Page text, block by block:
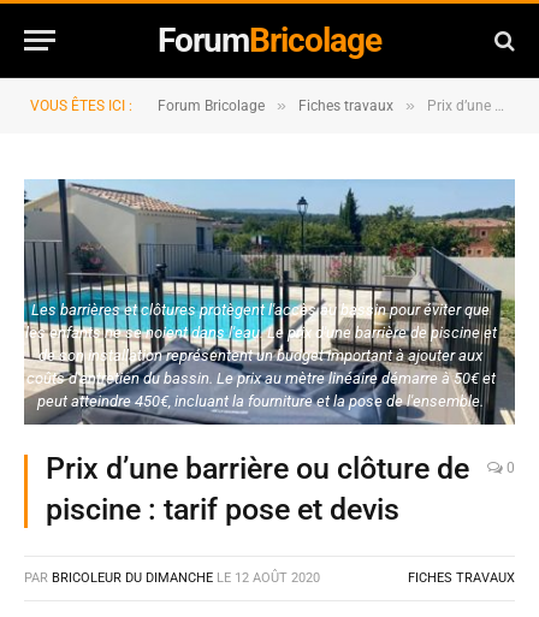
ForumBricolage
VOUS ÊTES ICI : Forum Bricolage » Fiches travaux » Prix d’une barrière ou clôture de piscine : tarif pose et devis
Les barrières et clôtures protègent l'accès au bassin pour éviter que
les enfants ne se noient dans l'eau. Le prix d'une barrière de piscine et
de son installation représentent un budget important à ajouter aux
coûts d'entretien du bassin. Le prix au mètre linéaire démarre à 50€ et
peut atteindre 450€, incluant la fourniture et la pose de l'ensemble.
Prix d’une barrière ou clôture de
piscine : tarif pose et devis
0
PAR BRICOLEUR DU DIMANCHE LE 12 AOÛT 2020 FICHES TRAVAUX